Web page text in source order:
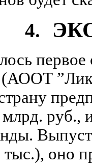
4.
руб.,
оно